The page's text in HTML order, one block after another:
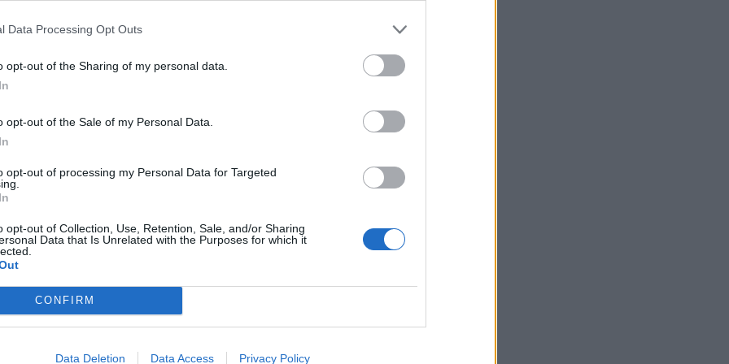
Data Processing Opt Outs
opt-out of the Sharing of my personal data.
opt-out of the Sale of my Personal Data.
opt-out of processing my Personal Data for Targeted
opt-out of Collection, Use, Retention, Sale, and/or Sharing
Data that Is Unrelated with the Purposes for which it
CONFIRM
Data Deletion Data Access Privacy Policy
ή στο τηλ. 6937415187.
και τις επιχειρήσεις καλά Χριστούγεννα